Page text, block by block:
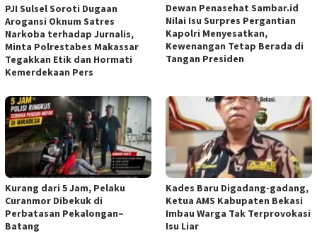
PJI Sulsel Soroti Dugaan
Arogansi Oknum Satres
Narkoba terhadap Jurnalis,
Minta Polrestabes Makassar
Tegakkan Etik dan Hormati
Kemerdekaan Pers
Dewan Penasehat Sambar.id
Nilai Isu Surpres Pergantian
Kapolri Menyesatkan,
Kewenangan Tetap Berada di
Tangan Presiden
Kurang dari 5 Jam, Pelaku
Curanmor Dibekuk di
Perbatasan Pekalongan–
Batang
Kades Baru Digadang-gadang,
Ketua AMS Kabupaten Bekasi
Imbau Warga Tak Terprovokasi
Isu Liar